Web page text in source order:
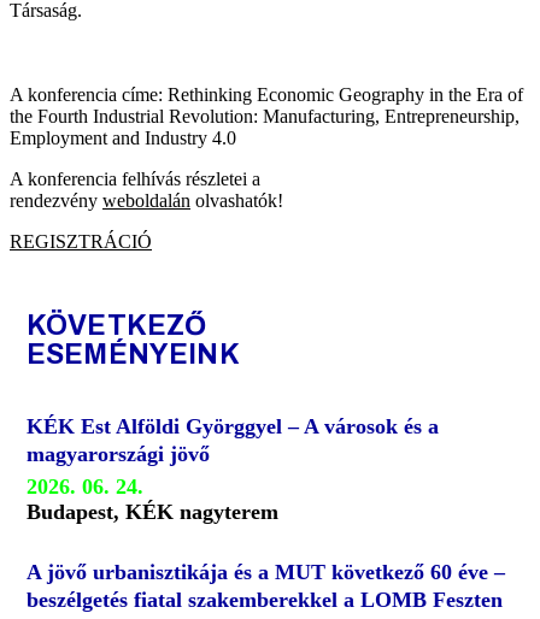
Társaság.
A konferencia címe: Rethinking Economic Geography in the Era of
the Fourth Industrial Revolution: Manufacturing, Entrepreneurship,
Employment and Industry 4.0
A konferencia felhívás részletei a
rendezvény weboldalán olvashatók!
REGISZTRÁCIÓ
KÖVETKEZŐ
ESEMÉNYEINK
KÉK Est Alföldi Györggyel – A városok és a
magyarországi jövő
2026. 06. 24.
Budapest, KÉK nagyterem
A jövő urbanisztikája és a MUT következő 60 éve –
beszélgetés fiatal szakemberekkel a LOMB Feszten